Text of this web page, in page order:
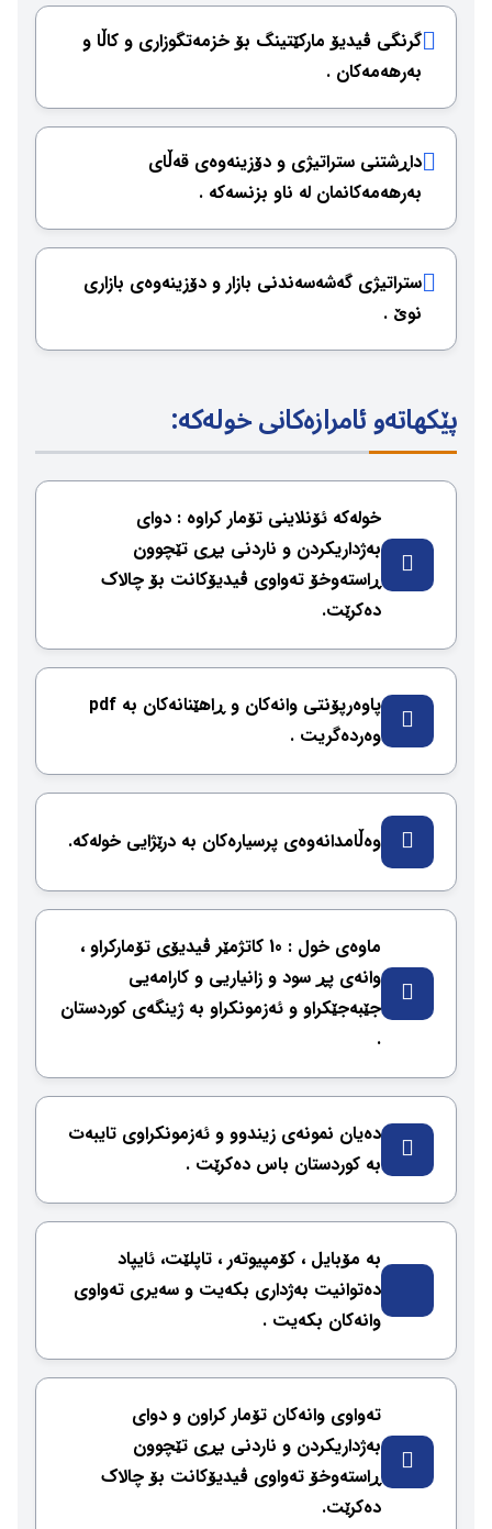
گرنگی ڤیدیۆ ماركێتینگ بۆ خزمەتگوزاری و كاڵا و
بەرهەمەكان .
داڕشتنی ستراتیژی و دۆزینەوەی قەڵای
بەرهەمەكانمان لە ناو بزنسەكە .
ستراتیژی گەشەسەندنی بازار و دۆزینەوەی بازاری
نوێ .
پێكهاتەو ئامرازەكانی خولەكە:
خولەكە ئۆنلاینی تۆمار كراوە : دوای
بەژداریكردن و ناردنی بڕی تێچوون
ڕاستەوخۆ تەواوی ڤیدیۆكانت بۆ چالاك
دەكرێت.
پاوەرپۆنتی وانەكان و ڕاهێنانەكان بە pdf
وەردەگریت .
وەڵامدانەوەی پرسیارەكان بە درێژایی خولەكە.
ماوەی خول : 10 كاتژمێر ڤیدیۆی تۆماركراو ،
وانەی پڕ سود و زانیاریی و کارامەیی
جێبەجێکراو و ئەزمونكراو بە ژینگەی كوردستان
.
دەیان نمونەی زیندوو و ئەزمونکراوی تایبەت
بە کوردستان باس دەکرێت .
بە مۆبایل ، كۆمپیوتەر ، تاپلێت، ئایپاد
دەتوانیت بەژداری بكەیت و سەیری تەواوی
وانەكان بكەیت .
تەواوی وانەكان تۆمار كراون و دوای
بەژداریكردن و ناردنی بڕی تێچوون
ڕاستەوخۆ تەواوی ڤیدیۆكانت بۆ چالاك
دەكرێت.